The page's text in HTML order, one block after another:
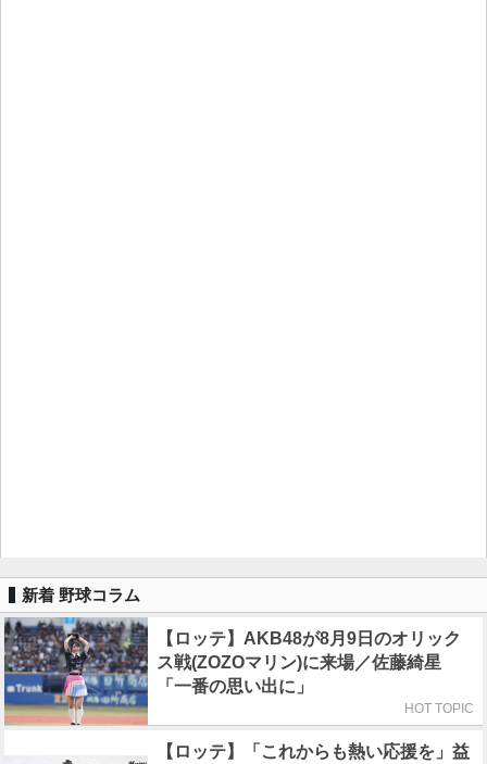
新着 野球コラム
【ロッテ】AKB48が8月9日のオリック
ス戦(ZOZOマリン)に来場／佐藤綺星
「一番の思い出に」
HOT TOPIC
【ロッテ】「これからも熱い応援を」益